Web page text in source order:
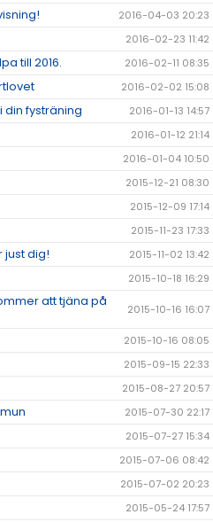
2016-04-03 20:23
2016-02-23 11:42
till 2016. 2016-02-11 08:35
2016-02-02 15:08
din fysträning 2016-01-13 14:57
2016-01-12 21:14
2016-01-04 10:50
2015-12-21 08:30
2015-12-09 17:14
2015-11-23 17:33
just dig! 2015-11-02 13:42
2015-10-18 16:29
att tjäna på
2015-10-16 16:07
2015-10-16 08:05
2015-09-15 22:33
2015-08-27 20:57
2015-07-30 22:17
2015-07-27 15:34
2015-07-06 08:42
2015-07-02 20:23
2015-05-24 17:57